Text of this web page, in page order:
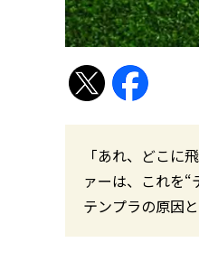
「あれ、どこに
ァーは、これを
テンプラの原因